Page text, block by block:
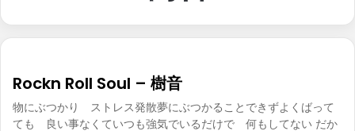
Rockn Roll Soul – 樹音
物にぶつかり ストレス発散夢にぶつかることできずよくばって
ても 良い事なくていつも強気でいるだけで 何もしてない だか